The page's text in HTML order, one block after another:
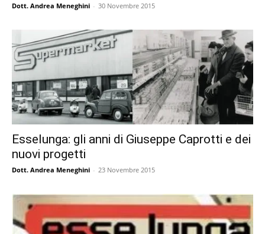
Dott. Andrea Meneghini - 30 Novembre 2015
Esselunga: gli anni di Giuseppe Caprotti e dei
nuovi progetti
Dott. Andrea Meneghini - 23 Novembre 2015